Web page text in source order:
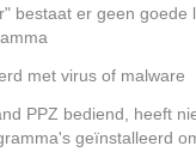
bestaat er geen
met virus of malware
PPZ bediend, heeft
geïnstalleerd